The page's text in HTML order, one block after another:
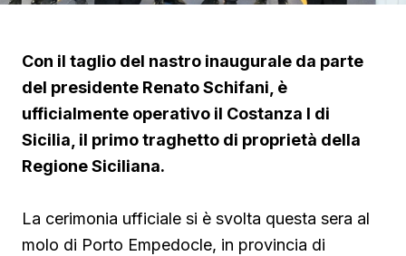
Con il taglio del nastro inaugurale da parte
del presidente Renato Schifani, è
ufficialmente operativo il Costanza I di
Sicilia, il primo traghetto di proprietà della
Regione Siciliana.
La cerimonia ufficiale si è svolta questa sera al
molo di Porto Empedocle, in provincia di